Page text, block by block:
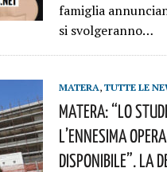
famiglia
si svolgeranno…
MATERA, TUTTE LE
Matera: “Lo
L’ennesima
Disponibile”. La